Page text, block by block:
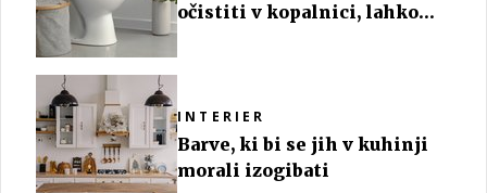
očistiti v kopalnici, lahko
INTERIER
Barve, ki bi se jih v kuhinji
morali izogibati